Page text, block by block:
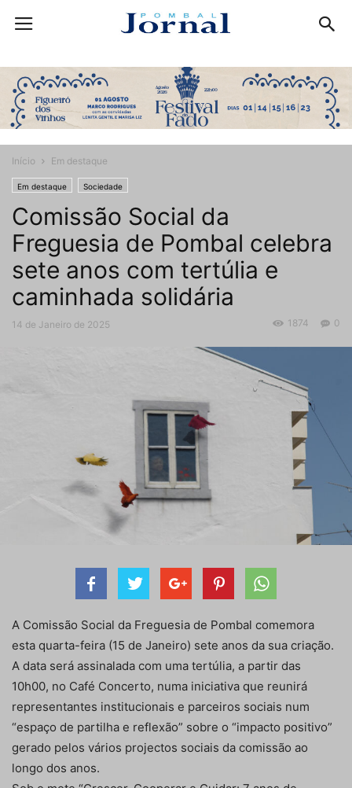
Início Em destaque
Em destaque Sociedade
Comissão Social da
Freguesia de Pombal celebra
sete anos com tertúlia e
caminhada solidária
14 de Janeiro de 2025 0
1874
A Comissão Social da Freguesia de Pombal comemora
esta quarta-feira (15 de Janeiro) sete anos da sua criação.
A data será assinalada com uma tertúlia, a partir das
10h00, no Café Concerto, numa iniciativa que reunirá
representantes institucionais e parceiros sociais num
“espaço de partilha e reflexão” sobre o “impacto positivo”
gerado pelos vários projectos sociais da comissão ao
longo dos anos.